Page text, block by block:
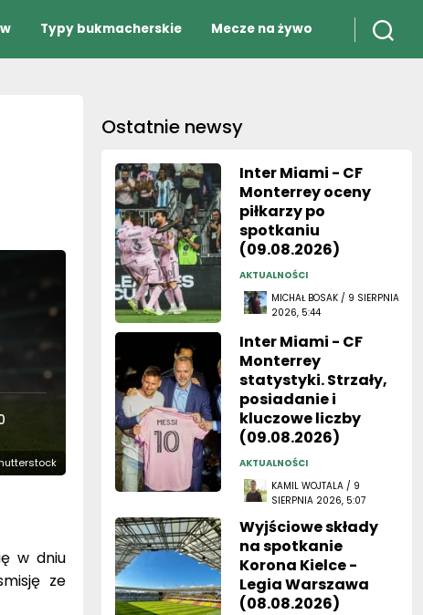
Typy bukmacherskie Mecze na żywo
w dniu
ze
Ostatnie newsy
Inter Miami - CF
Monterrey oceny
piłkarzy po
spotkaniu
(09.08.2026)
AKTUALNOŚCI
MICHAŁ BOSAK / 9 SIERPNIA
2026, 5:44
Inter Miami - CF
Monterrey
statystyki. Strzały,
posiadanie i
kluczowe liczby
(09.08.2026)
AKTUALNOŚCI
KAMIL WOJTALA / 9
SIERPNIA 2026, 5:07
Wyjściowe składy
na spotkanie
Korona Kielce -
Legia Warszawa
(08.08.2026)